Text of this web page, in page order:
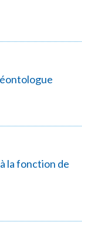
la fonction de